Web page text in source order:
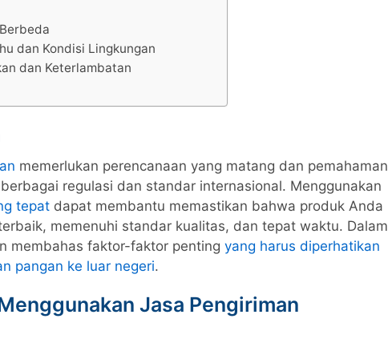
dan Kondisi Lingkungan
dan Keterlambatan
memerlukan perencanaan yang matang dan pemahaman
regulasi dan standar internasional. Menggunakan
tepat dapat membantu memastikan bahwa produk Anda
memenuhi standar kualitas, dan tepat waktu. Dalam
membahas faktor-faktor penting yang harus diperhatikan
pangan ke luar negeri.
Jasa Pengiriman